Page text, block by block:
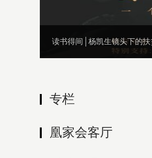
读书得间│杨凯生镜头下的
专栏
凰家会客厅